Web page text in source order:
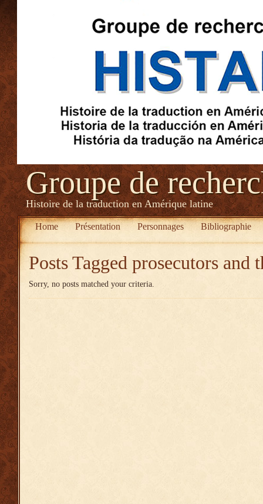
Groupe de
Histoire de la traduction en Amérique latine
Home Présentation Personnages Bibliographie
Posts Tagged prosecutors and
Sorry, no posts matched your criteria.